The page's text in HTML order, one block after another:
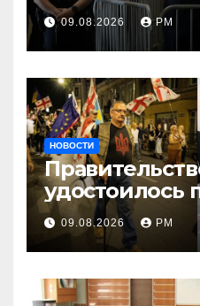
09.08.2026 РМ
НОВОСТИ
удостоилось
Москвы
09.08.2026 РМ